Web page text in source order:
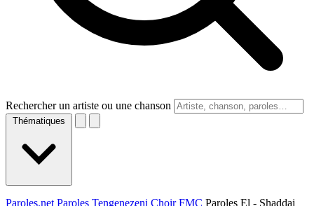
Rechercher un artiste ou une chanson
Thématiques
Paroles.net Paroles Tengenezeni Choir FMC Paroles El - Shaddai